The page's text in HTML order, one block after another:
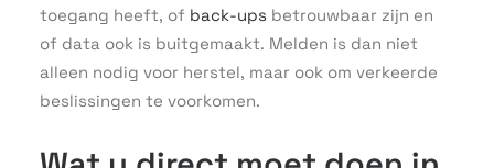
toegang heeft, of back-ups betrouwbaar zijn en
of data ook is buitgemaakt. Melden is dan niet
alleen nodig voor herstel, maar ook om verkeerde
beslissingen te voorkomen.